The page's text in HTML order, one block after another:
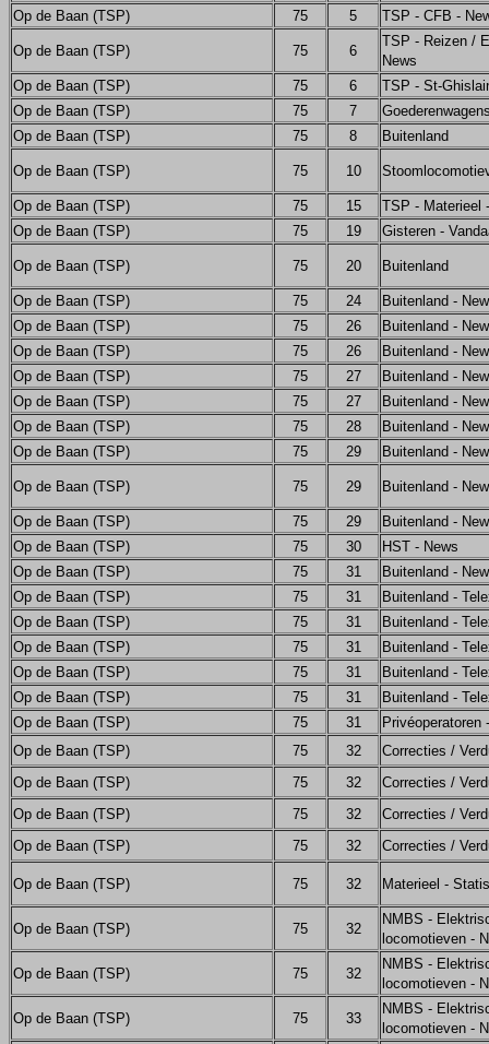
Op de Baan (TSP)
75 5 TSP - CFB -
Op de Baan (TSP) 75 6
TSP - Reizen /
News
Op de Baan (TSP)
75 6
TSP - St-
Op de Baan (TSP)
75 7
Op de Baan (TSP)
75 8 Buitenland
Op de Baan (TSP) 75 10
Op de Baan (TSP) 75 15
TSP - Materieel
Op de Baan (TSP)
75 19 Gisteren -
Op de Baan (TSP) 75 20 Buitenland
Op de Baan (TSP) 75 24
Buitenland -
Op de Baan (TSP)
75 26
Buitenland -
Op de Baan (TSP)
75 26
Buitenland -
Op de Baan (TSP)
75 27
Buitenland -
Op de Baan (TSP)
75 27
Buitenland -
Op de Baan (TSP)
75 28
Buitenland -
Op de Baan (TSP)
75 29 Buitenland -
Op de Baan (TSP) 75 29 Buitenland -
Op de Baan (TSP) 75 29
Buitenland -
Op de Baan (TSP)
75 30
HST - News
Op de Baan (TSP)
75 31
Buitenland -
Op de Baan (TSP)
75 31
Buitenland -
Op de Baan (TSP)
75 31
Buitenland -
Op de Baan (TSP)
75 31
Buitenland -
Op de Baan (TSP)
75 31
Buitenland -
Op de Baan (TSP)
75 31
Buitenland -
Op de Baan (TSP)
75 31
Privéoperatoren
Op de Baan (TSP)
75 32
Correcties /
Op de Baan (TSP)
75 32
Correcties /
Op de Baan (TSP)
75 32
Correcties /
Op de Baan (TSP)
75 32 Correcties /
Op de Baan (TSP) 75 32 Materieel -
Op de Baan (TSP) 75 32
NMBS -
locomotieven -
Op de Baan (TSP) 75 32
NMBS -
locomotieven -
Op de Baan (TSP) 75 33
NMBS -
locomotieven -